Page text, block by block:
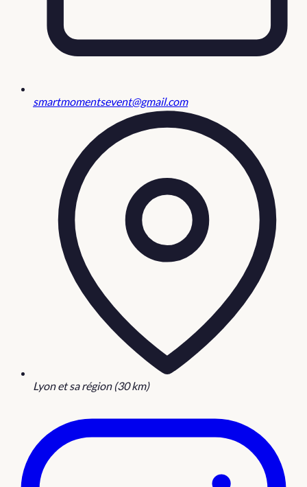
smartmomentsevent@gmail.com
Lyon et sa région (30 km)